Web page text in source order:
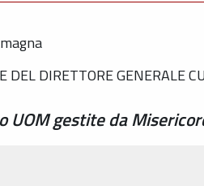
DEL DIRETTORE GENERALE
UOM gestite da